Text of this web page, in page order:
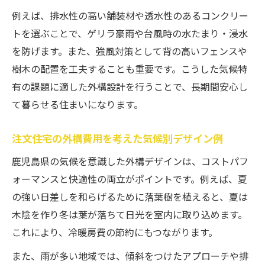
例えば、排水性の高い舗装材や透水性のあるコンクリー
トを選ぶことで、ゲリラ豪雨や台風時の水たまり・浸水
を防げます。また、強風対策として背の高いフェンスや
樹木の配置を工夫することも重要です。こうした気候特
有の課題に適した外構設計を行うことで、長期間安心し
て暮らせる住まいになります。
注文住宅の外構費用を考えた気候別デザイン例
鹿児島県の気候を意識した外構デザインは、コストパフ
ォーマンスと快適性の両立がポイントです。例えば、夏
の強い日差しを和らげるために落葉樹を植えると、夏は
木陰を作り冬は葉が落ちて日光を室内に取り込めます。
これにより、冷暖房費の節約にもつながります。
また、雨が多い地域では、傾斜をつけたアプローチや排